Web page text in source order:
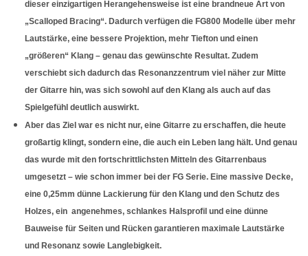
dieser einzigartigen Herangehensweise ist eine brandneue Art von
„Scalloped Bracing“. Dadurch verfügen die FG800 Modelle über mehr
Lautstärke, eine bessere Projektion, mehr Tiefton und einen
„größeren“ Klang – genau das gewünschte Resultat. Zudem
verschiebt sich dadurch das Resonanzzentrum viel näher zur Mitte
der Gitarre hin, was sich sowohl auf den Klang als auch auf das
Spielgefühl deutlich auswirkt.
Aber das Ziel war es nicht nur, eine Gitarre zu erschaffen, die heute
großartig klingt, sondern eine, die auch ein Leben lang hält. Und genau
das wurde mit den fortschrittlichsten Mitteln des Gitarrenbaus
umgesetzt – wie schon immer bei der FG Serie. Eine massive Decke,
eine 0,25mm dünne Lackierung für den Klang und den Schutz des
Holzes, ein angenehmes, schlankes Halsprofil und eine dünne
Bauweise für Seiten und Rücken garantieren maximale Lautstärke
und Resonanz sowie Langlebigkeit.